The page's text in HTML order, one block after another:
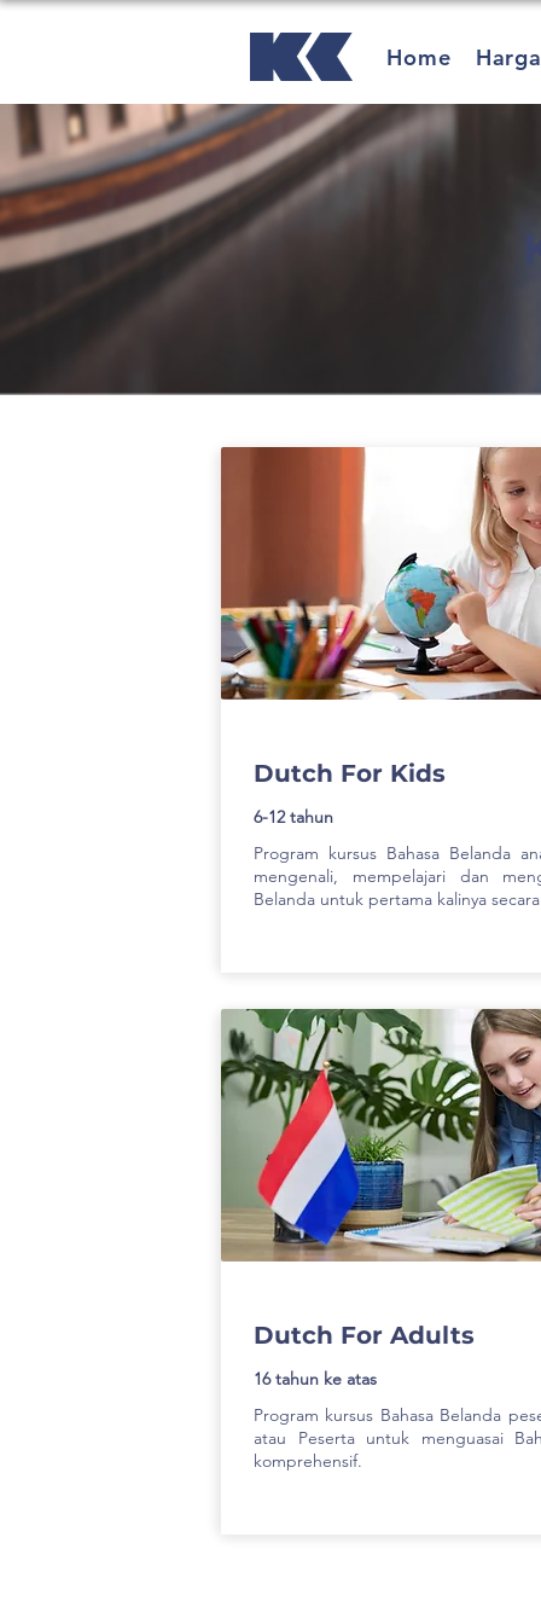
Home
Dutch For Kids
6-12 tahun
Program kursus Bahasa Belanda
mengenali, mempelajari dan
Belanda untuk pertama kalinya
Dutch For Adults
16 tahun ke atas
Program kursus Bahasa Belanda
atau Peserta untuk menguasai
komprehensif.